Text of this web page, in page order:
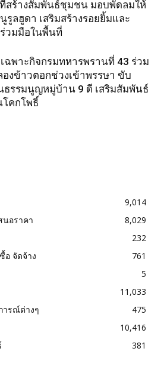
สร้างสัมพันธ์ชุมชน มอบพัดลมให้
รูลฮูดา เสริมสร้างรอยยิ้มและ
วมมือในพื้นที่
ฉพาะกิจกรมทหารพรานที่ 43 ร่วม
งข้าวตอกช่วงเข้าพรรษา ขับ
ธรรมนูญหมู่บ้าน 9 ดี เสริมสัมพันธ์
คกโพธิ์
9,014
นอราคา
8,029
232
อ จัดจ้าง
761
5
11,033
ารณ์ต่างๆ
475
10,416
381